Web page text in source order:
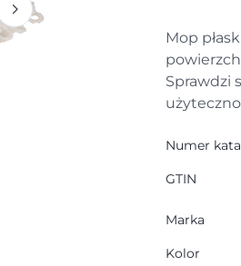
Mop
Sprawdzi
Numer
GTIN
Marka
Kolor